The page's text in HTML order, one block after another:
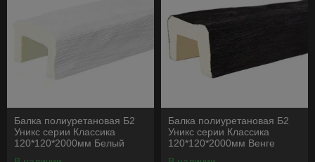
Балка полиуретановая Б2
Уникс серии Классика
120*120*2000мм Белый
Балка полиуретановая Б2
Уникс серии Классика
120*120*2000мм Венге